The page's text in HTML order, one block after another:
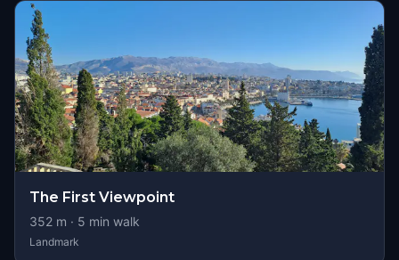
The First Viewpoint
352 m · 5 min walk
Landmark